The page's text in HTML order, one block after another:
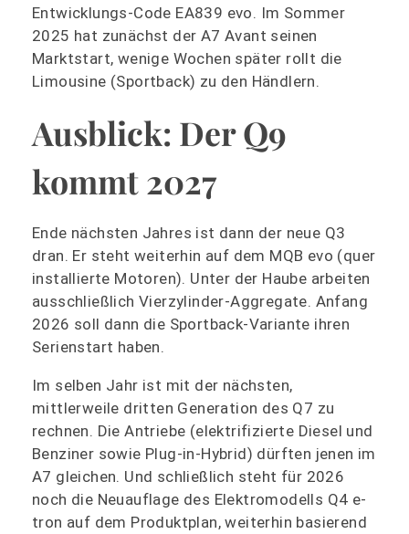
Entwicklungs-Code EA839 evo. Im Sommer
2025 hat zunächst der A7 Avant seinen
Marktstart, wenige Wochen später rollt die
Limousine (Sportback) zu den Händlern.
Ausblick: Der Q9
kommt 2027
Ende nächsten Jahres ist dann der neue Q3
dran. Er steht weiterhin auf dem MQB evo (quer
installierte Motoren). Unter der Haube arbeiten
ausschließlich Vierzylinder-Aggregate. Anfang
2026 soll dann die Sportback-Variante ihren
Serienstart haben.
Im selben Jahr ist mit der nächsten,
mittlerweile dritten Generation des Q7 zu
rechnen. Die Antriebe (elektrifizierte Diesel und
Benziner sowie Plug-in-Hybrid) dürften jenen im
A7 gleichen. Und schließlich steht für 2026
noch die Neuauflage des Elektromodells Q4 e-
tron auf dem Produktplan, weiterhin basierend